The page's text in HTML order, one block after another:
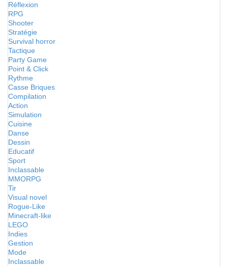
Réflexion
RPG
Shooter
Stratégie
Survival horror
Tactique
Party Game
Point & Click
Rythme
Casse Briques
Compilation
Action
Simulation
Cuisine
Danse
Dessin
Educatif
Sport
Inclassable
MMORPG
Tir
Visual novel
Rogue-Like
Minecraft-like
LEGO
Indies
Gestion
Mode
Inclassable